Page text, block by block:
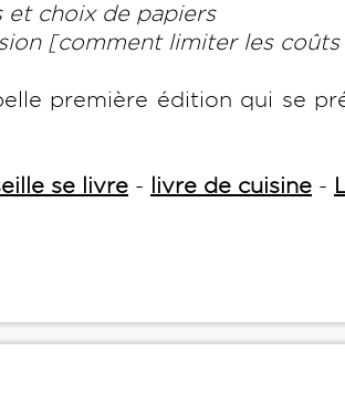
et choix de papiers
[comment limiter les
première édition qui se
se livre - livre de cuisine -